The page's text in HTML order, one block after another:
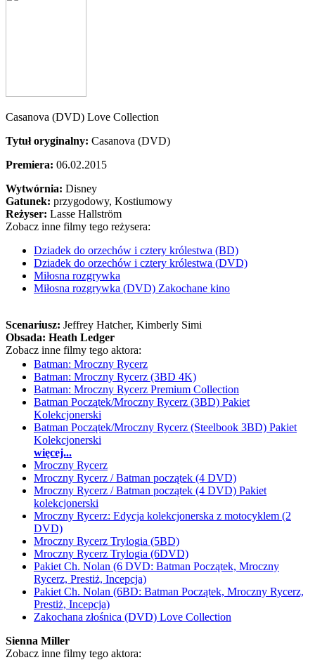
Casanova (DVD) Love Collection
Tytuł oryginalny: Casanova (DVD)
Premiera: 06.02.2015
Wytwórnia: Disney
Gatunek: przygodowy, Kostiumowy
Reżyser: Lasse Hallström
Zobacz inne filmy tego reżysera:
Dziadek do orzechów i cztery królestwa (BD)
Dziadek do orzechów i cztery królestwa (DVD)
Miłosna rozgrywka
Miłosna rozgrywka (DVD) Zakochane kino
Scenariusz: Jeffrey Hatcher, Kimberly Simi
Obsada: Heath Ledger
Zobacz inne filmy tego aktora:
Batman: Mroczny Rycerz
Batman: Mroczny Rycerz (3BD 4K)
Batman: Mroczny Rycerz Premium Collection
Batman Początek/Mroczny Rycerz (3BD) Pakiet
Kolekcjonerski
Batman Początek/Mroczny Rycerz (Steelbook 3BD) Pakiet
Kolekcjonerski
więcej...
Mroczny Rycerz
Mroczny Rycerz / Batman początek (4 DVD)
Mroczny Rycerz / Batman początek (4 DVD) Pakiet
kolekcjonerski
Mroczny Rycerz: Edycja kolekcjonerska z motocyklem (2
DVD)
Mroczny Rycerz Trylogia (5BD)
Mroczny Rycerz Trylogia (6DVD)
Pakiet Ch. Nolan (6 DVD: Batman Początek, Mroczny
Rycerz, Prestiż, Incepcja)
Pakiet Ch. Nolan (6BD: Batman Początek, Mroczny Rycerz,
Prestiż, Incepcja)
Zakochana złośnica (DVD) Love Collection
Sienna Miller
Zobacz inne filmy tego aktora: